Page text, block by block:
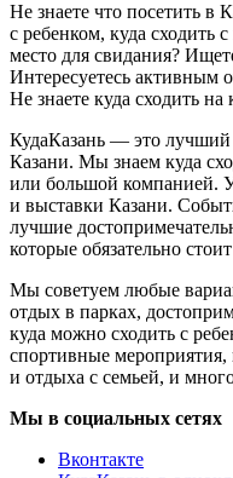
Не знаете что посетить в
с ребенком, куда сходить
место для свидания?
Интересуетесь активным
Не знаете куда сходить
КудаКазань — это
Казани. Мы знаем куда
или большой компанией.
и выставки Казани.
лучшие
которые обязательно
Мы советуем любые
отдых в парках,
куда можно сходить с
спортивные мероприятия,
и отдыха с семьей, и
Мы в социальных сетях
Вконтакте